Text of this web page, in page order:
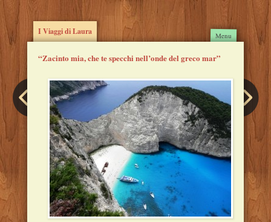
I Viaggi di Laura
Main
menu
Skip to
Menu
“Zacinto mia, che te specchi nell’onde del greco mar”
Post
navigation